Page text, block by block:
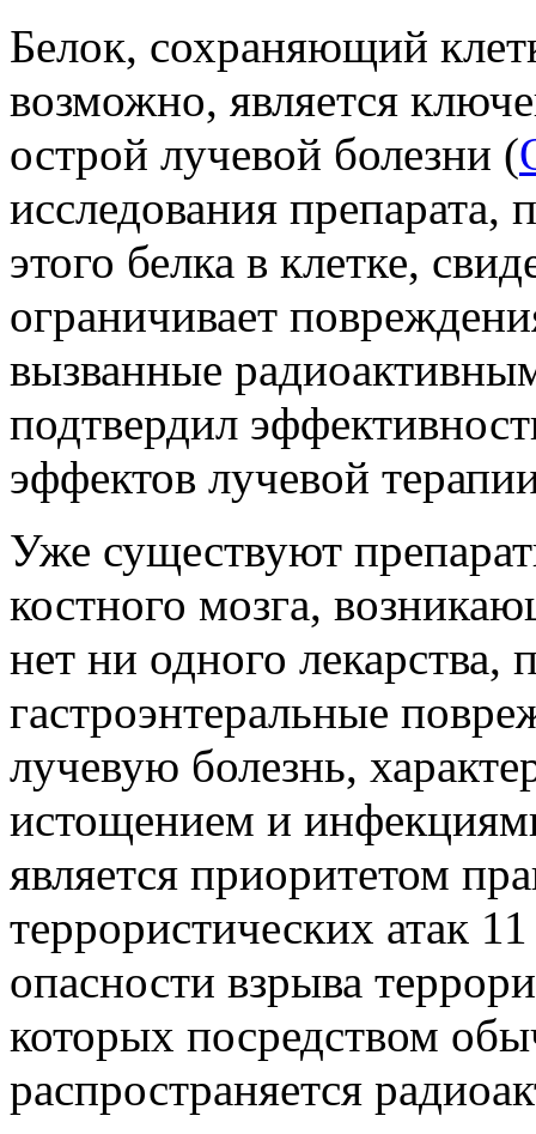
Белок, сохраняющий
возможно, является
острой лучевой болезни (
исследования
этого белка в клетке,
ограничивает
вызванные
подтвердил
эффектов лучевой
Уже существуют
костного мозга,
нет ни одного
гастроэнтеральные
лучевую болезнь,
истощением и
является приоритетом
террористических атак
опасности взрыва
которых посредством
распространяется